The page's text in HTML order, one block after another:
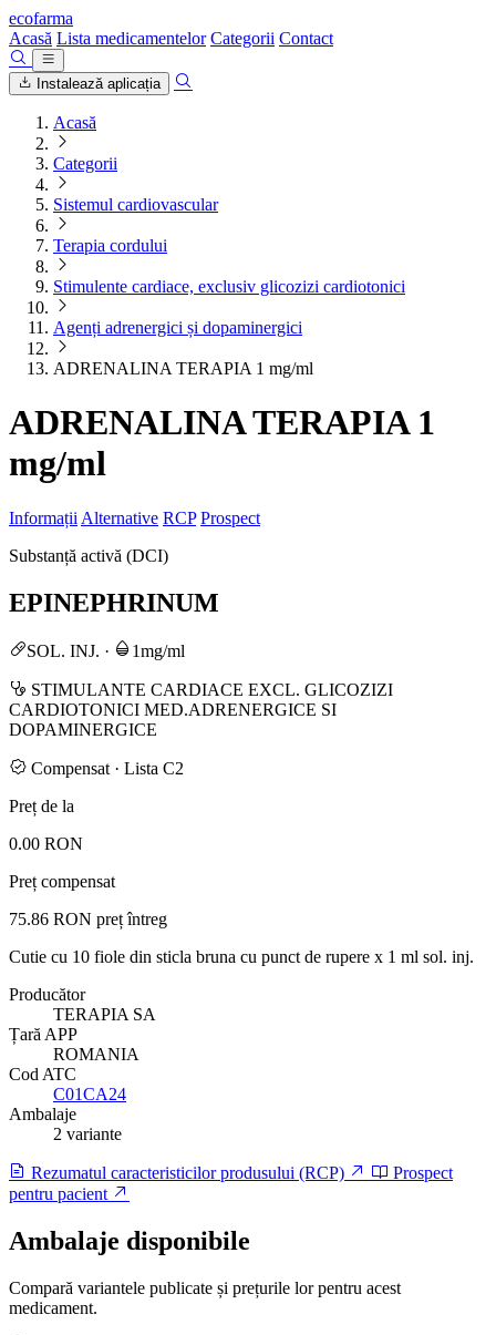
ecofarma
Acasă Lista medicamentelor Categorii Contact
Instalează aplicația
Acasă
Categorii
Sistemul cardiovascular
Terapia cordului
Stimulente cardiace, exclusiv glicozizi cardiotonici
Agenți adrenergici și dopaminergici
ADRENALINA TERAPIA 1 mg/ml
ADRENALINA TERAPIA 1
mg/ml
Informații Alternative RCP Prospect
Substanță activă (DCI)
EPINEPHRINUM
SOL. INJ. · 1mg/ml
STIMULANTE CARDIACE EXCL. GLICOZIZI
CARDIOTONICI MED.ADRENERGICE SI
DOPAMINERGICE
Compensat · Lista C2
Preț de la
0.00 RON
Preț compensat
75.86 RON preț întreg
Cutie cu 10 fiole din sticla bruna cu punct de rupere x 1 ml sol. inj.
Producător
TERAPIA SA
Țară APP
ROMANIA
Cod ATC
C01CA24
Ambalaje
2 variante
Rezumatul caracteristicilor produsului (RCP)
Prospect
pentru pacient
Ambalaje disponibile
Compară variantele publicate și prețurile lor pentru acest
medicament.